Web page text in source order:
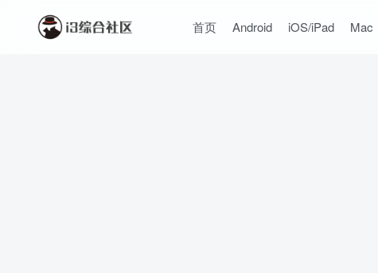
首页 Android iOS/iPad Mac